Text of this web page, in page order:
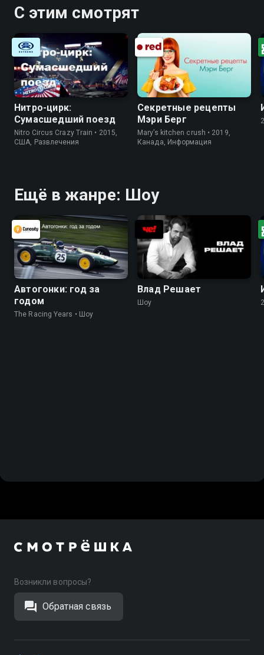
качестве на Смотрёшке
С этим смотрят
Нитро-цирк:
Сумасшедший поезд
Nitro Circus Crazy Train • 2015,
США, Развлечения
Секретные рецепты
Мэри Берг
Mary’s kitchen crush • 2019,
Канада, Информация
Ещё в жанре: Шоу
Автогонки: год за
годом
The Racing Years • Шоу
Влад Решает
Шоу
Возникли вопросы?
Обратная связь